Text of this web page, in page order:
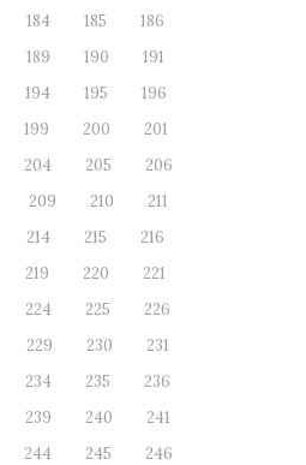
184 185
186
189 190
191
194 195
196
199 200
201
204 205
206
209 210
211
214 215
216
219 220
221
224 225
226
229 230
231
234 235
236
239 240
241
244 245
246